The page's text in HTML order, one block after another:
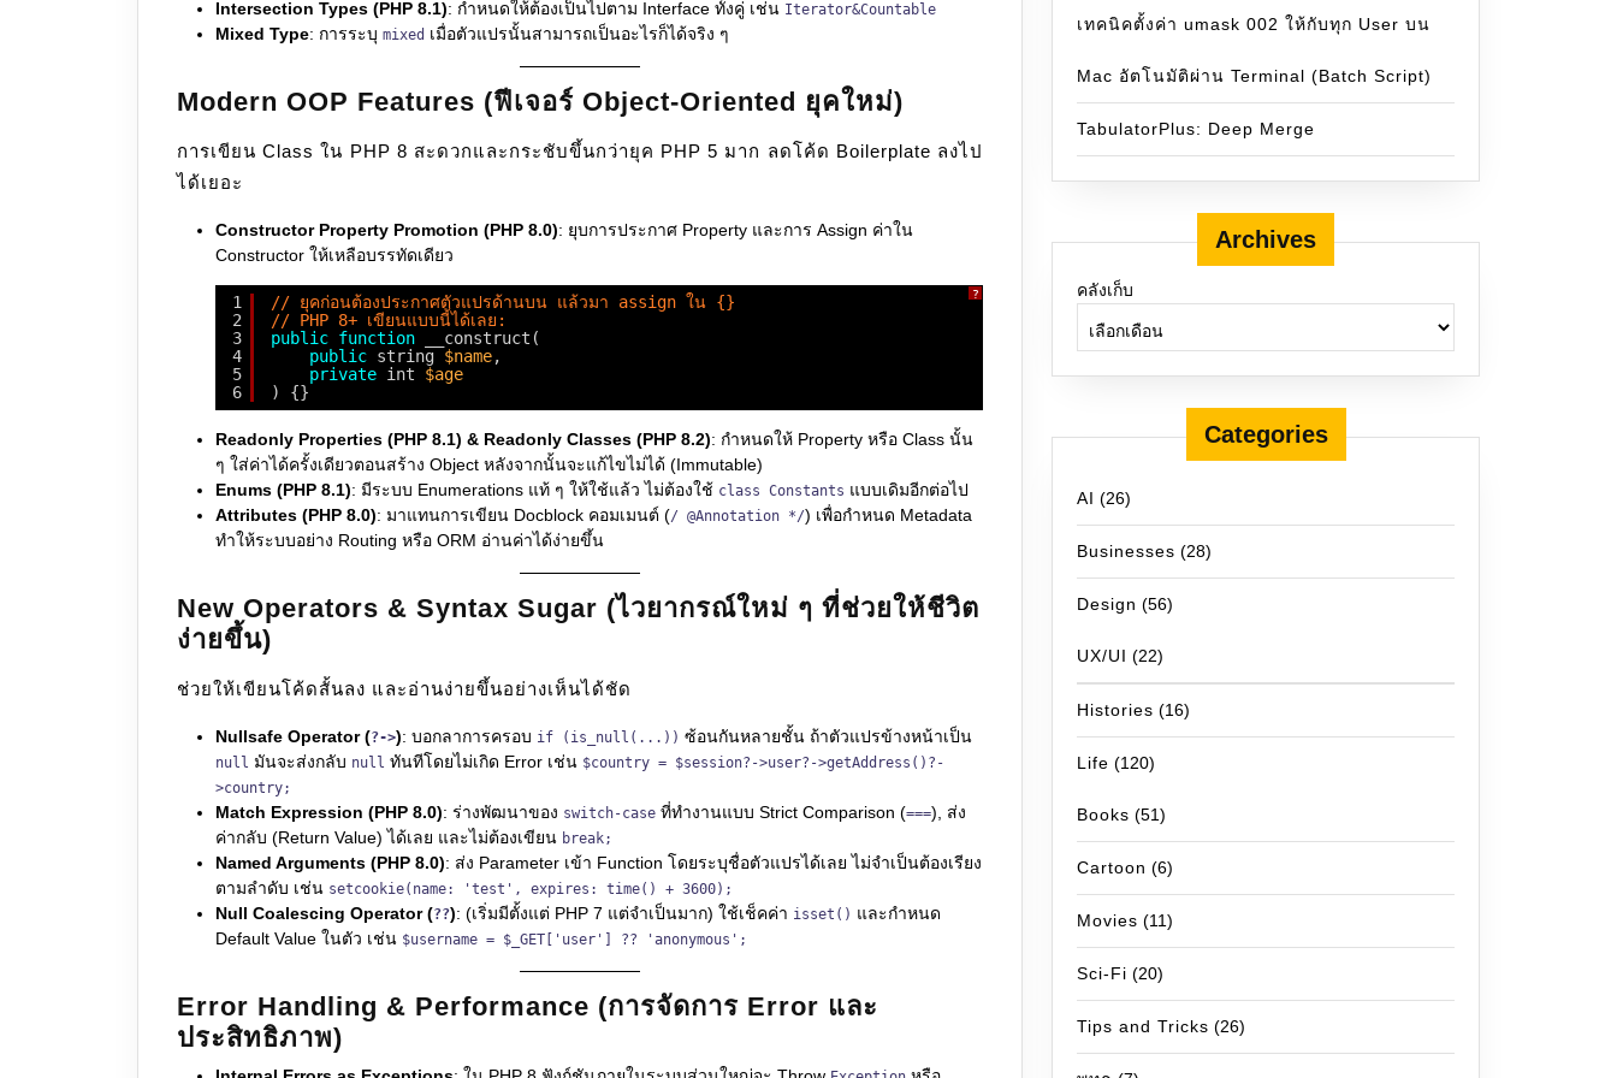
Intersection Types (PHP 8.1): กำหนดให้ต้องเป็นไปตาม Interface ทั้งคู่ เช่น Iterator&Countable
Mixed Type: การระบุ mixed เมื่อตัวแปรนั้นสามารถเป็นอะไรก็ได้จริง ๆ
Modern OOP Features (ฟีเจอร์ Object-Oriented ยุคใหม่)
การเขียน Class ใน PHP 8 สะดวกและกระชับขึ้นกว่ายุค PHP 5 มาก ลดโค้ด Boilerplate ลงไป
ได้เยอะ
Constructor Property Promotion (PHP 8.0): ยุบการประกาศ Property และการ Assign ค่าใน
Constructor ให้เหลือบรรทัดเดียว
?
1
2
3
4
5
6
// ยุคก่อนต้องประกาศตัวแปรด้านบน แล้วมา assign ใน {}
// PHP 8+ เขียนแบบนี้ได้เลย:
public function
__construct(
public string $name,
private int $age
) {}
Readonly Properties (PHP 8.1) & Readonly Classes (PHP 8.2): กำหนดให้ Property หรือ Class นั้น
ๆ ใส่ค่าได้ครั้งเดียวตอนสร้าง Object หลังจากนั้นจะแก้ไขไม่ได้ (Immutable)
Enums (PHP 8.1): มีระบบ Enumerations แท้ ๆ ให้ใช้แล้ว ไม่ต้องใช้ class Constants แบบเดิมอีกต่อไป
Attributes (PHP 8.0): มาแทนการเขียน Docblock คอมเมนต์ (/ @Annotation */) เพื่อกำหนด Metadata
ทำให้ระบบอย่าง Routing หรือ ORM อ่านค่าได้ง่ายขึ้น
New Operators & Syntax Sugar (ไวยากรณ์ใหม่ ๆ ที่ช่วยให้ชีวิต
ง่ายขึ้น)
ช่วยให้เขียนโค้ดสั้นลง และอ่านง่ายขึ้นอย่างเห็นได้ชัด
Nullsafe Operator (?->): บอกลาการครอบ if (is_null(...)) ซ้อนกันหลายชั้น ถ้าตัวแปรข้างหน้าเป็น
null มันจะส่งกลับ null ทันทีโดยไม่เกิด Error เช่น $country = $session?->user?->getAddress()?-
>country;
Match Expression (PHP 8.0): ร่างพัฒนาของ switch-case ที่ทำงานแบบ Strict Comparison (===), ส่ง
ค่ากลับ (Return Value) ได้เลย และไม่ต้องเขียน break;
Named Arguments (PHP 8.0): ส่ง Parameter เข้า Function โดยระบุชื่อตัวแปรได้เลย ไม่จำเป็นต้องเรียง
ตามลำดับ เช่น setcookie(name: 'test', expires: time() + 3600);
Null Coalescing Operator (??): (เริ่มมีตั้งแต่ PHP 7 แต่จำเป็นมาก) ใช้เช็คค่า isset() และกำหนด
Default Value ในตัว เช่น $username = $_GET['user'] ?? 'anonymous';
Error Handling & Performance (การจัดการ Error และ
ประสิทธิภาพ)
เทคนิคตั้งค่า umask 002 ให้กับทุก User บน
Mac อัตโนมัติผ่าน Terminal (Batch Script)
TabulatorPlus: Deep Merge
Archives
คลังเก็บ
Categories
AI (26)
Businesses (28)
Design (56)
UX/UI (22)
Histories (16)
Life (120)
Books (51)
Cartoon (6)
Movies (11)
Sci-Fi (20)
Tips and Tricks (26)